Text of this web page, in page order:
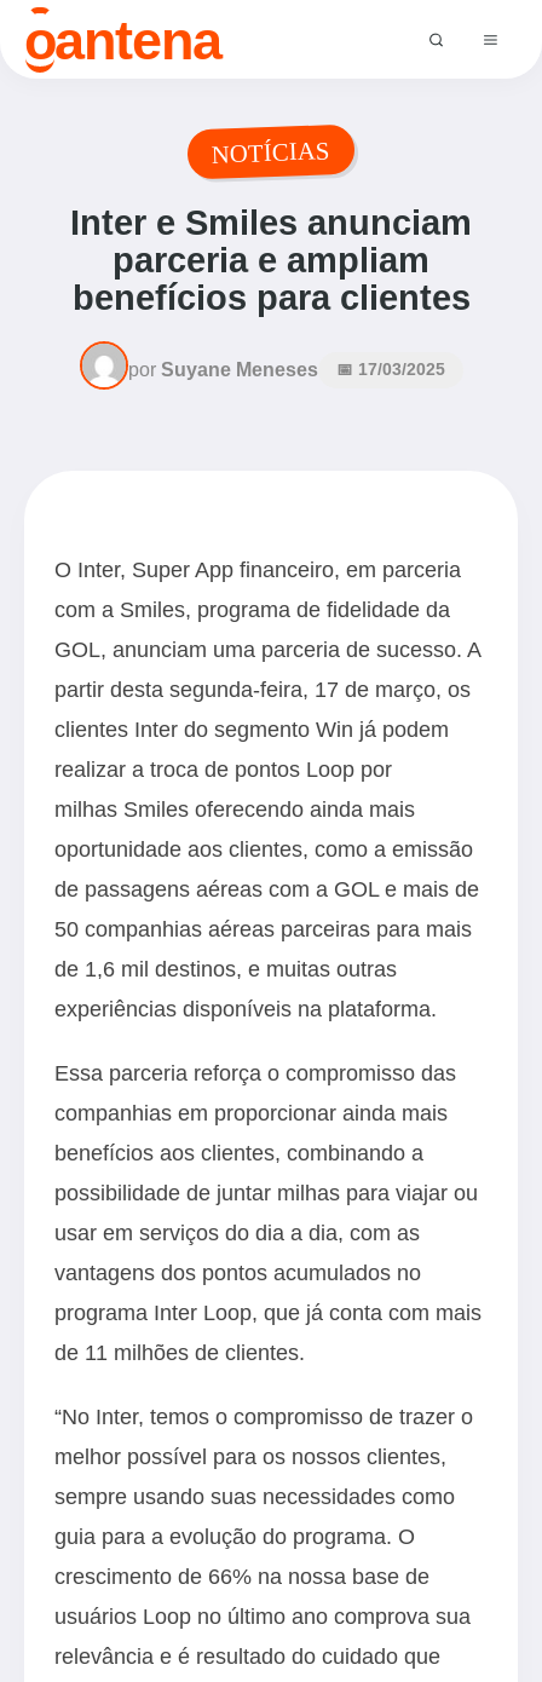
oantena
NOTÍCIAS
Inter e Smiles anunciam
parceria e ampliam
benefícios para clientes
por Suyane Meneses 📅 17/03/2025
O Inter, Super App financeiro, em parceria
com a Smiles, programa de fidelidade da
GOL, anunciam uma parceria de sucesso. A
partir desta segunda-feira, 17 de março, os
clientes Inter do segmento Win já podem
realizar a troca de pontos Loop por
milhas Smiles oferecendo ainda mais
oportunidade aos clientes, como a emissão
de passagens aéreas com a GOL e mais de
50 companhias aéreas parceiras para mais
de 1,6 mil destinos, e muitas outras
experiências disponíveis na plataforma.
Essa parceria reforça o compromisso das
companhias em proporcionar ainda mais
benefícios aos clientes, combinando a
possibilidade de juntar milhas para viajar ou
usar em serviços do dia a dia, com as
vantagens dos pontos acumulados no
programa Inter Loop, que já conta com mais
de 11 milhões de clientes.
“No Inter, temos o compromisso de trazer o
melhor possível para os nossos clientes,
sempre usando suas necessidades como
guia para a evolução do programa. O
crescimento de 66% na nossa base de
usuários Loop no último ano comprova sua
relevância e é resultado do cuidado que